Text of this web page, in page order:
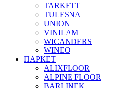
TARKETT
TULESNA
UNION
VINILAM
WICANDERS
WINEO
ПАРКЕТ
ALIXFLOOR
ALPINE FLOOR
BARLINEK